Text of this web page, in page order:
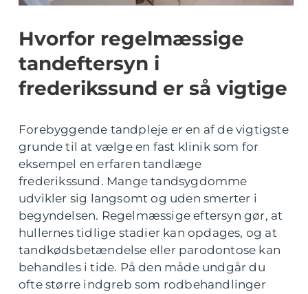
Hvorfor regelmæssige
tandeftersyn i
frederikssund er så vigtige
Forebyggende tandpleje er en af de vigtigste
grunde til at vælge en fast klinik som for
eksempel en erfaren tandlæge
frederikssund. Mange tandsygdomme
udvikler sig langsomt og uden smerter i
begyndelsen. Regelmæssige eftersyn gør, at
hullernes tidlige stadier kan opdages, og at
tandkødsbetændelse eller parodontose kan
behandles i tide. På den måde undgår du
ofte større indgreb som rodbehandlinger